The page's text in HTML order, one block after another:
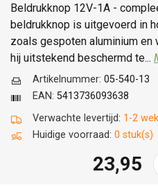
Beldrukknop 12V-1A -
beldrukknop is uitgevoerd in
zoals gespoten aluminium
hij uitstekend beschermd te...
Verwachte levertijd: 1-2
Huidige voorraad: 0 stuk(s)
Artikelnummer: 05-540-13
EAN: 5413736093638
23,95